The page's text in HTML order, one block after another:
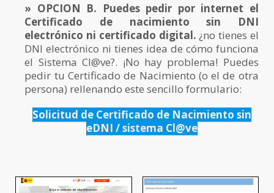
» OPCION B. Puedes pedir por internet el
Certificado de nacimiento sin DNI
electrónico ni certificado digital. ¿no tienes el
DNI electrónico ni tienes idea de cómo funciona
el Sistema Cl@ve?. ¡No hay problema! Puedes
pedir tu Certificado de Nacimiento (o el de otra
persona) rellenando este sencillo formulario:
Solicitud de Certificado de Nacimiento sin
eDNI / sistema Cl@ve